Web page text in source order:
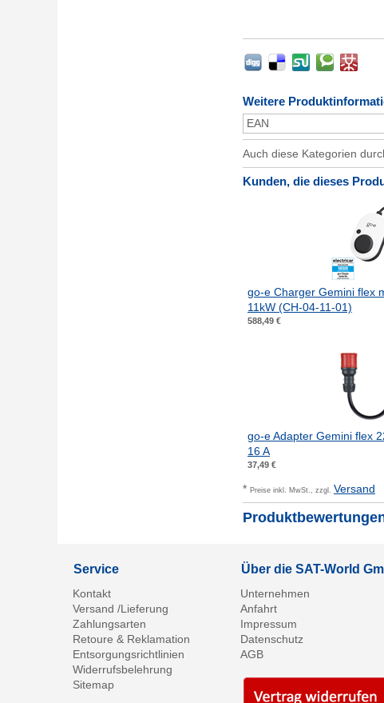
Weitere
EAN
Auch diese Kategorien
Kunden, die dieses
go-e Charger Gemini flex
11kW (CH-04-11-01)
588,49 €
go-e Adapter Gemini flex
16 A
37,49 €
* Preise inkl. MwSt., zzgl. Versand
Service
Kontakt
Versand /Lieferung
Zahlungsarten
Retoure & Reklamation
Entsorgungsrichtlinien
Widerrufsbelehrung
Sitemap
Über die SAT-World
Unternehmen
Anfahrt
Impressum
Datenschutz
AGB